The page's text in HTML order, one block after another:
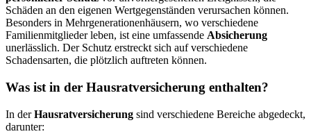
Schäden an den eigenen Wertgegenständen verursachen können.
Besonders in Mehrgenerationenhäusern, wo verschiedene
Familienmitglieder leben, ist eine umfassende Absicherung
unerlässlich. Der Schutz erstreckt sich auf verschiedene
Schadensarten, die plötzlich auftreten können.
Was ist in der Hausratversicherung enthalten?
In derHausratversicherung sind verschiedene Bereiche abgedeckt,
darunter: